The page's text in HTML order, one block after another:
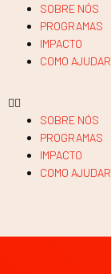
SOBRE NÓS
PROGRAMAS
IMPACTO
COMO AJUDAR
SOBRE NÓS
PROGRAMAS
IMPACTO
COMO AJUDAR